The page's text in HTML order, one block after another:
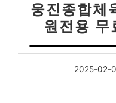
웅진종합체
원전용 무
2025-02-